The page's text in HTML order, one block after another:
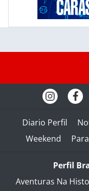
Diario Perfil
Weekend
Perfil
Aventuras Na